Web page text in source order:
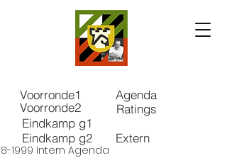
Agenda
Voorronde1
Voorronde2
Eindkamp g1
Eindkamp g2
Ratings
Extern
1999 Intern Agenda